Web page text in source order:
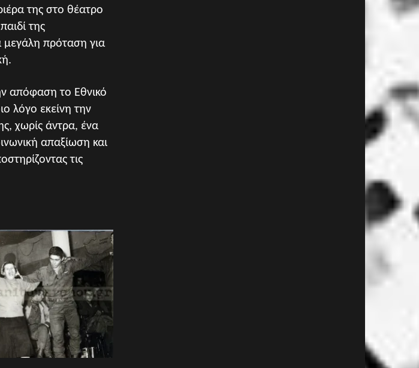
της στο θέατρο
της
μεγάλη πρόταση για
απόφαση το Εθνικό
λόγο εκείνη την
χωρίς άντρα, ένα
απαξίωση και
τις